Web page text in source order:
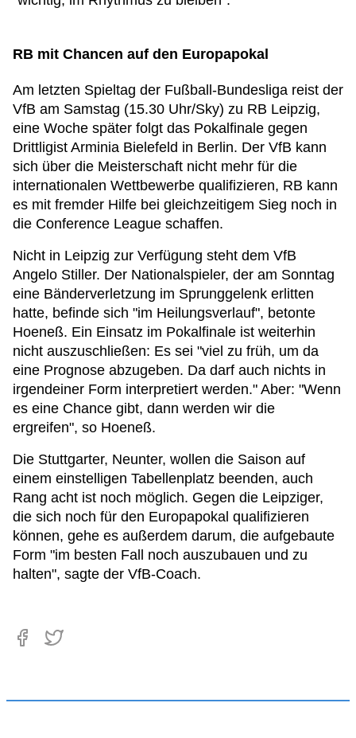
RB mit Chancen auf den Europapokal
Am letzten Spieltag der Fußball-Bundesliga reist der
VfB am Samstag (15.30 Uhr/Sky) zu RB Leipzig,
eine Woche später folgt das Pokalfinale gegen
Drittligist Arminia Bielefeld in Berlin. Der VfB kann
sich über die Meisterschaft nicht mehr für die
internationalen Wettbewerbe qualifizieren, RB kann
es mit fremder Hilfe bei gleichzeitigem Sieg noch in
die Conference League schaffen.
Nicht in Leipzig zur Verfügung steht dem VfB
Angelo Stiller. Der Nationalspieler, der am Sonntag
eine Bänderverletzung im Sprunggelenk erlitten
hatte, befinde sich "im Heilungsverlauf", betonte
Hoeneß. Ein Einsatz im Pokalfinale ist weiterhin
nicht auszuschließen: Es sei "viel zu früh, um da
eine Prognose abzugeben. Da darf auch nichts in
irgendeiner Form interpretiert werden." Aber: "Wenn
es eine Chance gibt, dann werden wir die
ergreifen", so Hoeneß.
Die Stuttgarter, Neunter, wollen die Saison auf
einem einstelligen Tabellenplatz beenden, auch
Rang acht ist noch möglich. Gegen die Leipziger,
die sich noch für den Europapokal qualifizieren
können, gehe es außerdem darum, die aufgebaute
Form "im besten Fall noch auszubauen und zu
halten", sagte der VfB-Coach.